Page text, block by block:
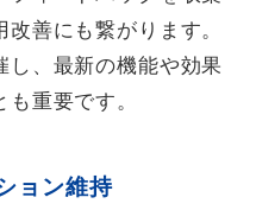
善にも繋がります。
し、最新の機能や効果
重要です。
ョン維持